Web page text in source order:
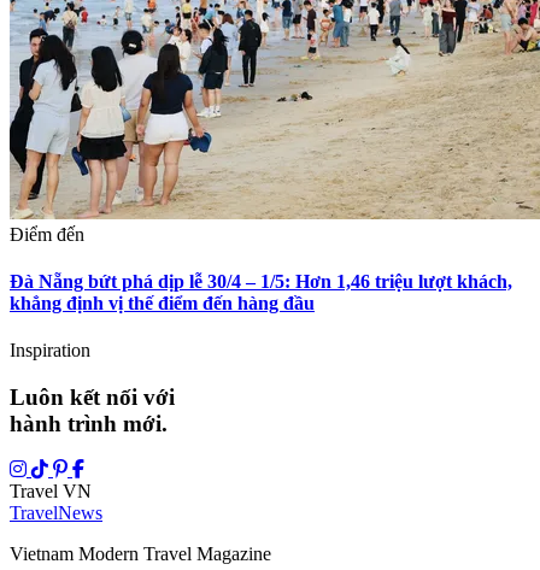
Điểm đến
Đà Nẵng bứt phá dịp lễ 30/4 – 1/5: Hơn 1,46 triệu lượt khách,
khẳng định vị thế điểm đến hàng đầu
Inspiration
Luôn kết nối với
hành trình mới.
Travel VN
TravelNews
Vietnam Modern Travel Magazine